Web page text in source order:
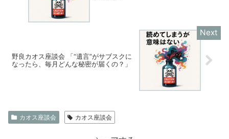
野良カオス座談会 「“遺言”がサブスクに
なったら、毎月どんな秘密が届くの？」
カオス座談会 カオス座談会